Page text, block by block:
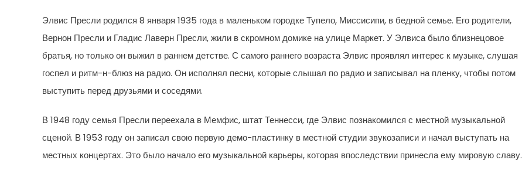
Элвис Пресли родился 8 января 1935 года в маленьком городке Тупело, Миссисипи, в бедной семье. Его родители,
Вернон Пресли и Гладис Лаверн Пресли, жили в скромном домике на улице Маркет. У Элвиса было близнецовое
братья, но только он выжил в раннем детстве. С самого раннего возраста Элвис проявлял интерес к музыке, слушая
госпел и ритм-н-блюз на радио. Он исполнял песни, которые слышал по радио и записывал на пленку, чтобы потом
выступить перед друзьями и соседями.
В 1948 году семья Пресли переехала в Мемфис, штат Теннесси, где Элвис познакомился с местной музыкальной
сценой. В 1953 году он записал свою первую демо-пластинку в местной студии звукозаписи и начал выступать на
местных концертах. Это было начало его музыкальной карьеры, которая впоследствии принесла ему мировую славу.